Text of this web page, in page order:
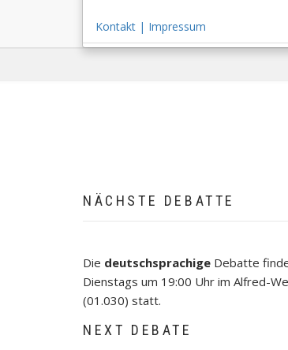
Kontakt | Impressum
NÄCHSTE DEBATTE
Die deutschsprachige Debatte
Dienstags um 19:00 Uhr im Alfred-
(01.030) statt.
NEXT DEBATE